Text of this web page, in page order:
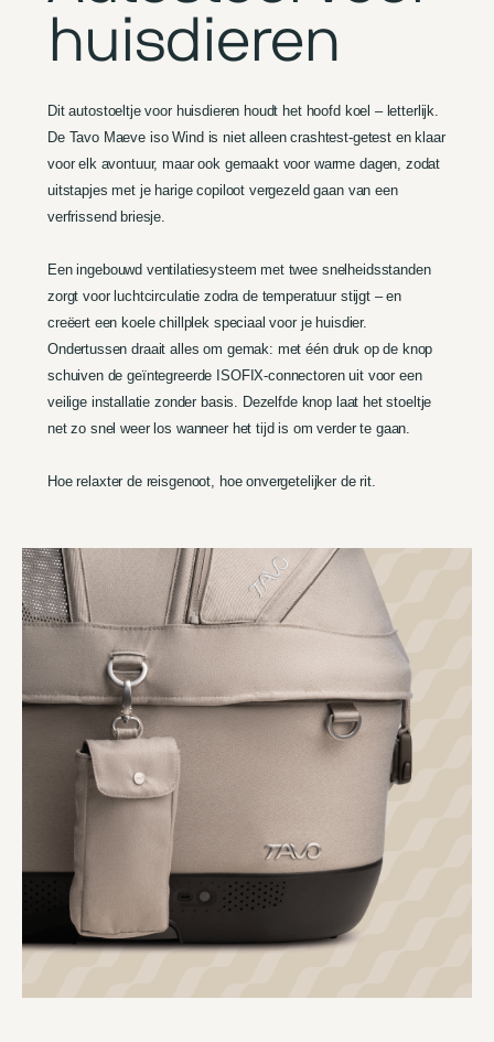
huisdieren
Dit autostoeltje voor huisdieren houdt het hoofd koel – letterlijk.
De Tavo Maeve iso Wind is niet alleen crashtest-getest en klaar
voor elk avontuur, maar ook gemaakt voor warme dagen, zodat
uitstapjes met je harige copiloot vergezeld gaan van een
verfrissend briesje.
Een ingebouwd ventilatiesysteem met twee snelheidsstanden
zorgt voor luchtcirculatie zodra de temperatuur stijgt – en
creëert een koele chillplek speciaal voor je huisdier.
Ondertussen draait alles om gemak: met één druk op de knop
schuiven de geïntegreerde ISOFIX-connectoren uit voor een
veilige installatie zonder basis. Dezelfde knop laat het stoeltje
net zo snel weer los wanneer het tijd is om verder te gaan.
Hoe relaxter de reisgenoot, hoe onvergetelijker de rit.